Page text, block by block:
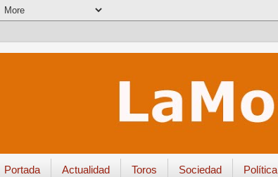
Portada Actualidad Toros Sociedad Política